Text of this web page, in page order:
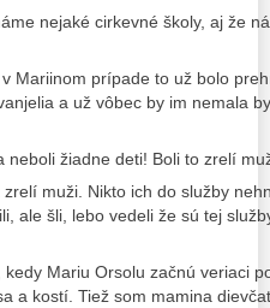
nejaké cirkevné školy, aj že
Mariinom prípade to už bolo
a už vôbec by im nemala
neboli žiadne deti! Boli to zrelí
muži. Nikto ich do služby
ale šli, lebo vedeli že sú tej
Mariu Orsolu začnú veriaci
a kostí. Tiež som mamina